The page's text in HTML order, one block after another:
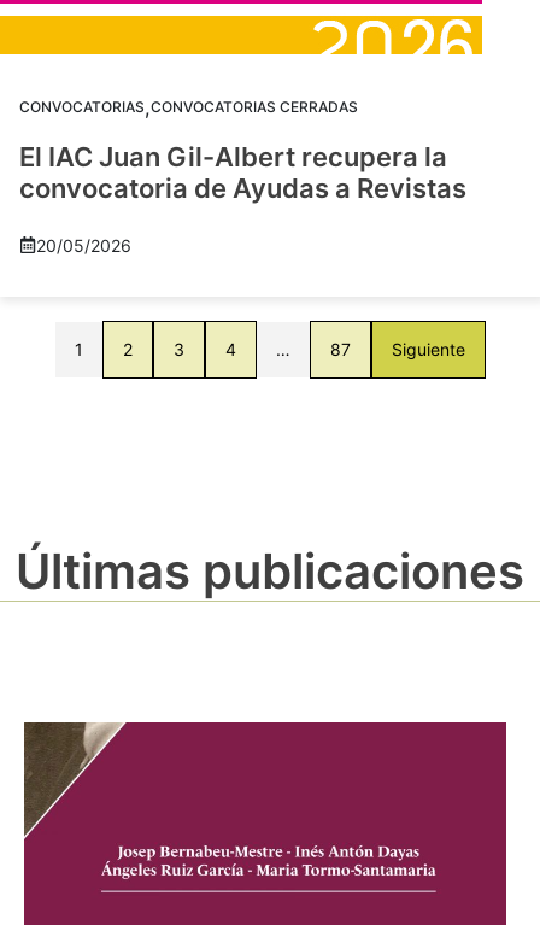
CONVOCATORIAS,CONVOCATORIAS CERRADAS
El IAC Juan Gil-Albert recupera la
convocatoria de Ayudas a Revistas
20/05/2026
1 2 3 4 … 87 Siguiente
Últimas publicaciones